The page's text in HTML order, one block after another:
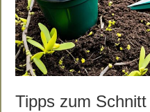
Tipps zum